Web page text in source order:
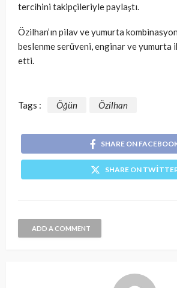
tercihini takipçileriyle paylaştı.
Özilhan’ın pilav ve yumurta
beslenme serüveni, enginar ve yumurta
etti.
Tags : Öğün Özilhan
SHARE ON
SHARE ON
ADD A COMMENT